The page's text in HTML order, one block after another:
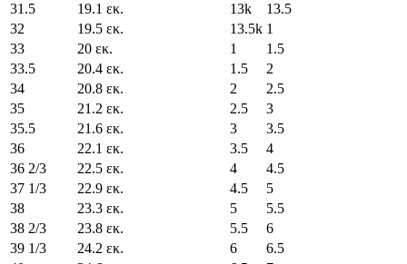
31.5
19.1 εκ. 13k
13.5
32
19.5 εκ. 13.5k 1
33
20 εκ. 1
1.5
33.5
20.4 εκ. 1.5
2
34
20.8 εκ. 2
2.5
35
21.2 εκ. 2.5
3
35.5
21.6 εκ. 3
3.5
36
22.1 εκ. 3.5
4
36 2/3
22.5 εκ. 4
4.5
37 1/3
22.9 εκ. 4.5
5
38
23.3 εκ. 5
5.5
38 2/3
23.8 εκ. 5.5
6
39 1/3
24.2 εκ. 6
6.5